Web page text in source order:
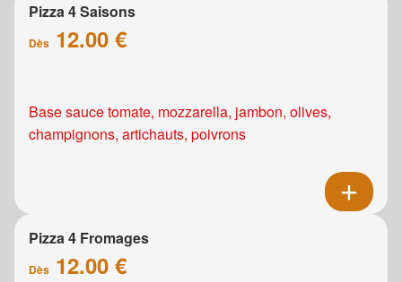
Pizza 4 Saisons
Dès 12.00 €
Base sauce tomate, mozzarella, jambon, olives,
champignons, artichauts, poivrons
Pizza 4 Fromages
Dès 12.00 €